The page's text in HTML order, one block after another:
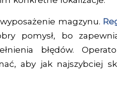
magzynu.
pomysł, bo
błędów.
aby jak najszybciej